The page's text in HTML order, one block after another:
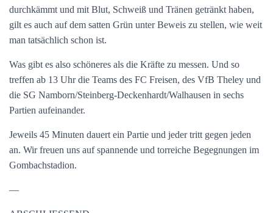
durchkämmt und mit Blut, Schweiß und Tränen getränkt haben,
gilt es auch auf dem satten Grün unter Beweis zu stellen, wie weit
man tatsächlich schon ist.
Was gibt es also schöneres als die Kräfte zu messen. Und so
treffen ab 13 Uhr die Teams des FC Freisen, des VfB Theley und
die SG Namborn/Steinberg-Deckenhardt/Walhausen in sechs
Partien aufeinander.
Jeweils 45 Minuten dauert ein Partie und jeder tritt gegen jeden
an. Wir freuen uns auf spannende und torreiche Begegnungen im
Gombachstadion.
—